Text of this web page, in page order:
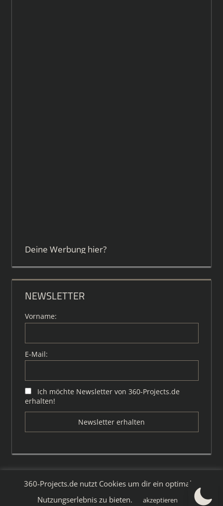
Deine Werbung hier?
NEWSLETTER
Vorname:
E-Mail:
Ich möchte Newsletter von 360-Projects.de
erhalten!
WordPress-Theme: Tortuga von ThemeZee.
360-Projects.de nutzt Cookies um dir ein optimales
Nutzungserlebnis zu bieten.
akzeptieren